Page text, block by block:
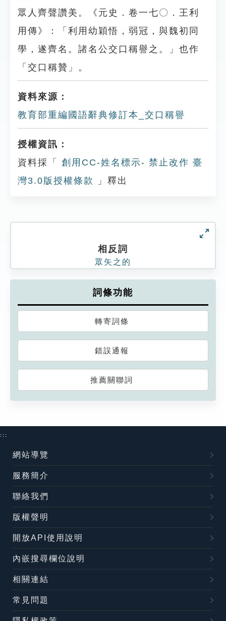
眾人齊聲讚美。《元史．卷一七〇．王利
用傳》：「利用幼穎悟，弱冠，與魏初同
學，遂齊名。諸名公交口稱譽之。」也作
「交口稱贊」。
資料來源：
教育部重編國語辭典修訂本_交口稱譽
授權資訊：
資料採「
創用CC-姓名標示- 禁止改作 臺
灣3.0版授權條款
」釋出
相反詞
眾矢之的
詞條功能
轉寄詞條
錯誤通報
推薦關聯詞
:::
網站導覽
服務簡介
聯絡我們
版權聲明
開放API使用說明
內嵌搜尋欄位說明
相關連結
常見問題